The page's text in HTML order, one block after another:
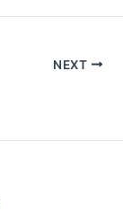
NEXT